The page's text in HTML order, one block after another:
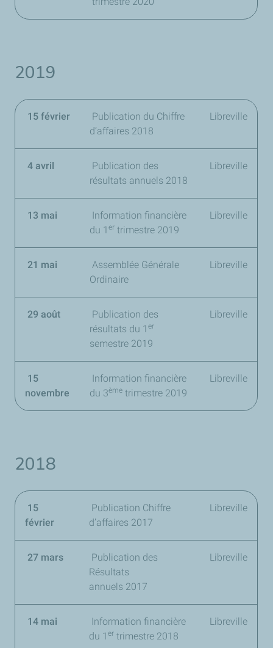
2019
15 février
Publication du Chiffre
d’affaires 2018
Libreville
4 avril
Publication des
résultats annuels 2018
Libreville
13 mai
Information financière
du 1 er trimestre 2019
Libreville
21 mai
Assemblée Générale
Ordinaire
Libreville
29 août
Publication des
résultats du 1 er
semestre 2019
Libreville
15
novembre
Information financière
du 3ème trimestre 2019
Libreville
2018
15
février
Publication Chiffre
d’affaires 2017
Libreville
27 mars
Publication des
Résultats
annuels 2017
Libreville
14 mai
Information financière
du 1 er trimestre 2018
Libreville